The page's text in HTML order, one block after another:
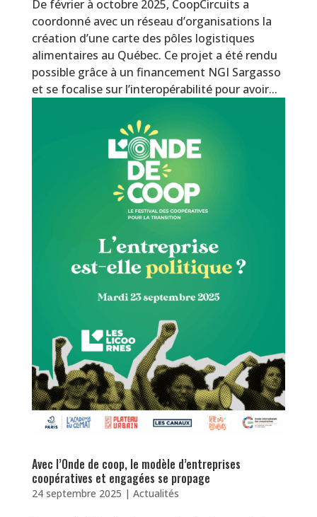
De février à octobre 2025, CoopCircuits a
coordonné avec un réseau d’organisations la
création d’une carte des pôles logistiques
alimentaires au Québec. Ce projet a été rendu
possible grâce à un financement NGI Sargasso
et se focalise sur l’interopérabilité pour avoir...
Avec l’Onde de coop, le modèle d’entreprises
coopératives et engagées se propage
24 septembre 2025 | Actualités